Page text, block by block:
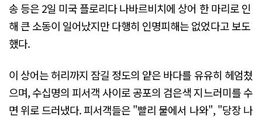
송 등은 2일 미국 플로리다 나바르비치에 상어 한 마리로 인
해 큰 소동이 일어났지만 다행히 인명피해는 없었다고 보도
했다.
이 상어는 허리까지 잠길 정도의 얕은 바다를 유유히 헤엄쳤
으며, 수십명의 피서객 사이로 공포의 검은색 지느러미를 수
면 위로 드러냈다. 피서객들은 "빨리 물에서 나와", "당장 나